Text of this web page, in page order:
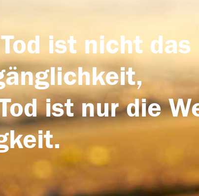
ist nicht
ist nur die